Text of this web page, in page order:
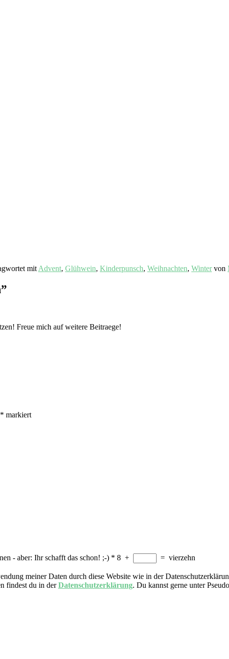
mit Advent, Glühwein, Kinderpunsch, Weihnachten, Wintervon
”
Freue mich auf weitere Beitraege!
* markiert
- aber: Ihr schafft das schon! ;-) * 8 + = vierzehn
meiner Daten durch diese Website wie in der
findest du in derDatenschutzerklärung. Du kannst gerne unter